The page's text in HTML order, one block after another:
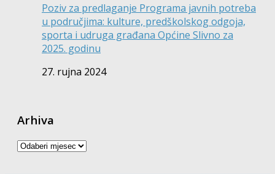
Poziv za predlaganje Programa javnih potreba
u područjima: kulture, predškolskog odgoja,
sporta i udruga građana Općine Slivno za
2025. godinu
27. rujna 2024
Arhiva
Arhiva